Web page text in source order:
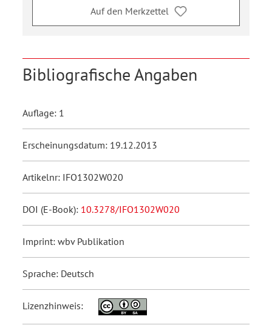
Auf den Merkzettel
Bibliografische Angaben
Auflage: 1
Erscheinungsdatum: 19.12.2013
Artikelnr: IFO1302W020
DOI (E-Book): 10.3278/IFO1302W020
Imprint: wbv Publikation
Sprache: Deutsch
Lizenzhinweis: